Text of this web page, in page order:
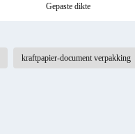
Gepaste dikte
kraftpapier-document verpakking